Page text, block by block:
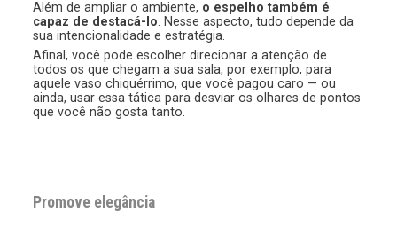
Além de ampliar o ambiente, o espelho também é
capaz de destacá-lo. Nesse aspecto, tudo depende da
sua intencionalidade e estratégia.
Afinal, você pode escolher direcionar a atenção de
todos os que chegam a sua sala, por exemplo, para
aquele vaso chiquérrimo, que você pagou caro — ou
ainda, usar essa tática para desviar os olhares de pontos
que você não gosta tanto.
Promove elegância